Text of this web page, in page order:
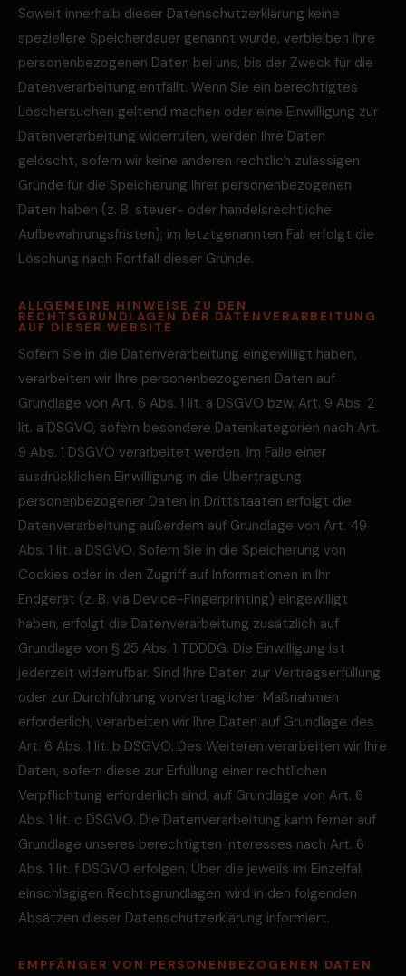
Soweit innerhalb dieser Datenschutzerklärung keine
speziellere Speicherdauer genannt wurde, verbleiben Ihre
personenbezogenen Daten bei uns, bis der Zweck für die
Datenverarbeitung entfällt. Wenn Sie ein berechtigtes
Löschersuchen geltend machen oder eine Einwilligung zur
Datenverarbeitung widerrufen, werden Ihre Daten
gelöscht, sofern wir keine anderen rechtlich zulässigen
Gründe für die Speicherung Ihrer personenbezogenen
Daten haben (z. B. steuer- oder handelsrechtliche
Aufbewahrungsfristen); im letztgenannten Fall erfolgt die
Löschung nach Fortfall dieser Gründe.
ALLGEMEINE HINWEISE ZU DEN
RECHTSGRUNDLAGEN DER DATENVERARBEITUNG
AUF DIESER WEBSITE
Sofern Sie in die Datenverarbeitung eingewilligt haben,
verarbeiten wir Ihre personenbezogenen Daten auf
Grundlage von Art. 6 Abs. 1 lit. a DSGVO bzw. Art. 9 Abs. 2
lit. a DSGVO, sofern besondere Datenkategorien nach Art.
9 Abs. 1 DSGVO verarbeitet werden. Im Falle einer
ausdrücklichen Einwilligung in die Übertragung
personenbezogener Daten in Drittstaaten erfolgt die
Datenverarbeitung außerdem auf Grundlage von Art. 49
Abs. 1 lit. a DSGVO. Sofern Sie in die Speicherung von
Cookies oder in den Zugriff auf Informationen in Ihr
Endgerät (z. B. via Device-Fingerprinting) eingewilligt
haben, erfolgt die Datenverarbeitung zusätzlich auf
Grundlage von § 25 Abs. 1 TDDDG. Die Einwilligung ist
jederzeit widerrufbar. Sind Ihre Daten zur Vertragserfüllung
oder zur Durchführung vorvertraglicher Maßnahmen
erforderlich, verarbeiten wir Ihre Daten auf Grundlage des
Art. 6 Abs. 1 lit. b DSGVO. Des Weiteren verarbeiten wir Ihre
Daten, sofern diese zur Erfüllung einer rechtlichen
Verpflichtung erforderlich sind, auf Grundlage von Art. 6
Abs. 1 lit. c DSGVO. Die Datenverarbeitung kann ferner auf
Grundlage unseres berechtigten Interesses nach Art. 6
Abs. 1 lit. f DSGVO erfolgen. Über die jeweils im Einzelfall
einschlägigen Rechtsgrundlagen wird in den folgenden
Absätzen dieser Datenschutzerklärung informiert.
EMPFÄNGER VON PERSONENBEZOGENEN DATEN